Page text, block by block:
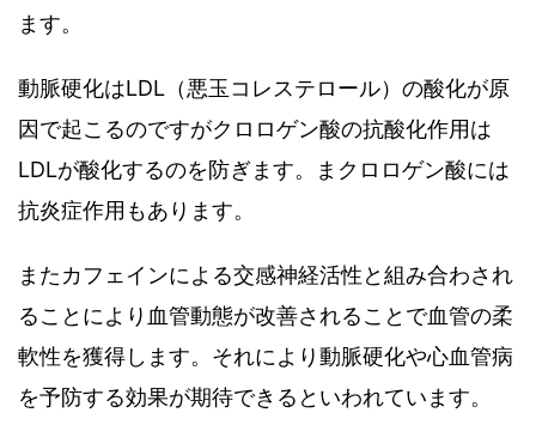
ます。
動脈硬化はLDL（悪玉コレステロール）の酸化が原
因で起こるのですがクロロゲン酸の抗酸化作用は
LDLが酸化するのを防ぎます。まクロロゲン酸には
抗炎症作用もあります。
またカフェインによる交感神経活性と組み合わされ
ることにより血管動態が改善されることで血管の柔
軟性を獲得します。それにより動脈硬化や心血管病
を予防する効果が期待できるといわれています。